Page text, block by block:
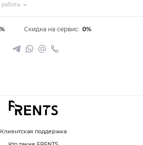
работы
Скидка на сервис: 0%
Клиентская поддержка